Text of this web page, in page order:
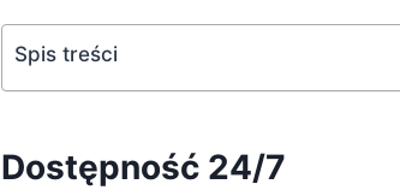
Spis treści
Dostępność 24/7